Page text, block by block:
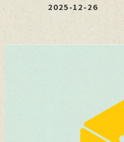
2025-12-26